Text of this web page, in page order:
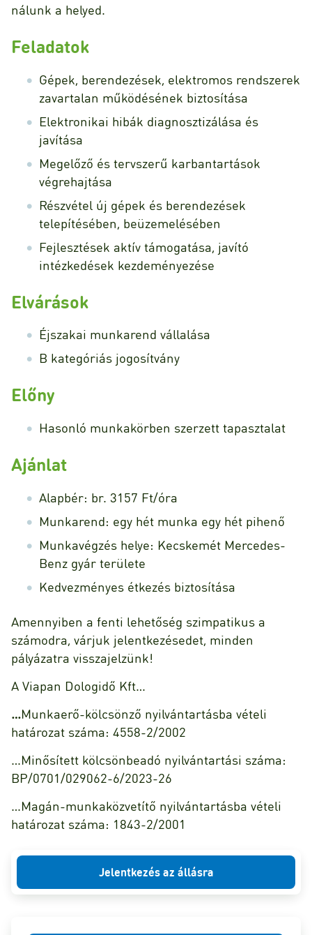
nálunk a helyed.
Feladatok
Gépek, berendezések, elektromos rendszerek
zavartalan működésének biztosítása
Elektronikai hibák diagnosztizálása és
javítása
Megelőző és tervszerű karbantartások
végrehajtása
Részvétel új gépek és berendezések
telepítésében, beüzemelésében
Fejlesztések aktív támogatása, javító
intézkedések kezdeményezése
Elvárások
Éjszakai munkarend vállalása
B kategóriás jogosítvány
Előny
Hasonló munkakörben szerzett tapasztalat
Ajánlat
Alapbér: br. 3157 Ft/óra
Munkarend: egy hét munka egy hét pihenő
Munkavégzés helye: Kecskemét Mercedes-
Benz gyár területe
Kedvezményes étkezés biztosítása
Amennyiben a fenti lehetőség szimpatikus a
számodra, várjuk jelentkezésedet, minden
pályázatra visszajelzünk!
A Viapan Dologidő Kft…
…Munkaerő-kölcsönző nyilvántartásba vételi
határozat száma: 4558-2/2002
…Minősített kölcsönbeadó nyilvántartási száma:
BP/0701/029062-6/2023-26
…Magán-munkaközvetítő nyilvántartásba vételi
határozat száma: 1843-2/2001
Jelentkezés az állásra